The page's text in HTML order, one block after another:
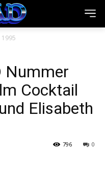
Nummer
Cocktail
Elisabeth
0
796